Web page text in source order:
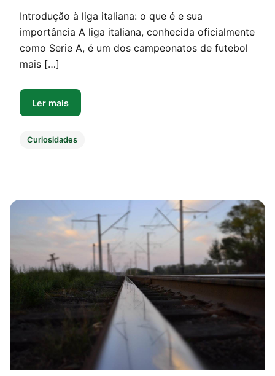
Introdução à liga italiana: o que é e sua
importância A liga italiana, conhecida oficialmente
como Serie A, é um dos campeonatos de futebol
mais […]
Ler mais
Curiosidades